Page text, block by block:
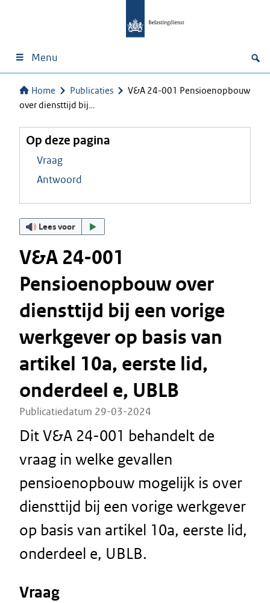
Menu
Home Publicaties
V&A 24-001 Pensioenopbouw
over diensttijd bij…
Op deze pagina
Vraag
Antwoord
Lees voor
V&A 24-001
Pensioenopbouw over
diensttijd bij een vorige
werkgever op basis van
artikel 10a, eerste lid,
onderdeel e, UBLB
Publicatiedatum 29-03-2024
Dit V&A 24-001 behandelt de
vraag in welke gevallen
pensioenopbouw mogelijk is over
diensttijd bij een vorige werkgever
op basis van artikel 10a, eerste lid,
onderdeel e, UBLB.
Vraag